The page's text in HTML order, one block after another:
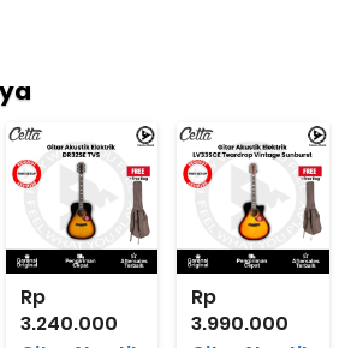
Rp
3.240.000
Rp
3.990.000